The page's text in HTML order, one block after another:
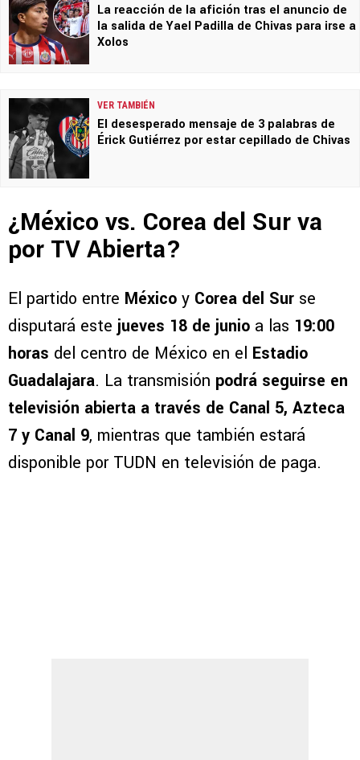
La reacción de la afición tras el anuncio de
la salida de Yael Padilla de Chivas para irse a
Xolos
VER TAMBIÉN
El desesperado mensaje de 3 palabras de
Érick Gutiérrez por estar cepillado de Chivas
¿México vs. Corea del Sur va
por TV Abierta?
El partido entre México y Corea del Sur se
disputará este jueves 18 de junio a las 19:00
horas del centro de México en el Estadio
Guadalajara. La transmisión podrá seguirse en
televisión abierta a través de Canal 5, Azteca
7 y Canal 9, mientras que también estará
disponible por TUDN en televisión de paga.